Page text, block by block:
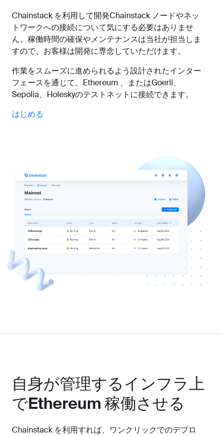
Chainstack を利用して開発Chainstack ノードやネッ
トワークへの接続について気にする必要はありませ
ん。稼働時間の確保やメンテナンスは当社が担当しま
すので、お客様は開発に専念していただけます。
作業をスムーズに進められるよう設計されたインター
フェースを通じて、Ethereum 、またはGoerli、
Sepolia、Holeskyのテストネットに接続できます。
はじめる
自身が管理するインフラ上
でEthereum 稼働させる
Chainstack を利用すれば、ワンクリックでのデプロ